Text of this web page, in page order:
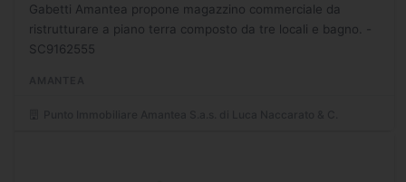
Gabetti Amantea propone magazzino commerciale da
ristrutturare a piano terra composto da tre locali e bagno. -
SC9162555